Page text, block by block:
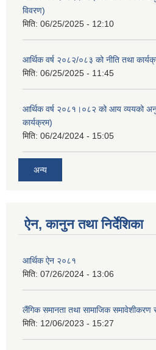
विवरण)
मिति: 06/25/2025 - 12:10
आर्थिक वर्ष २०८२/०८३ को नीति तथा
मिति: 06/25/2025 - 11:45
आर्थिक वर्ष २०८१।०८२ को आय व्ययको
कार्यक्रम)
मिति: 06/24/2024 - 15:05
अन्य
ऐन, कानुन तथा निर्देशिका
आर्थिक ऐन २०८१
मिति: 07/26/2024 - 13:06
लैंगिक समानता तथा सामाजिक समावेशीकरण
मिति: 12/06/2023 - 15:27